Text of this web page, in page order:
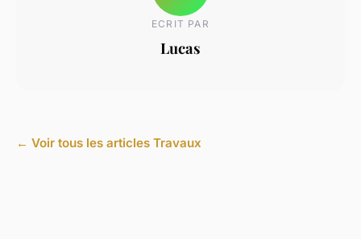
ECRIT PAR
Lucas
← Voir tous les articles Travaux